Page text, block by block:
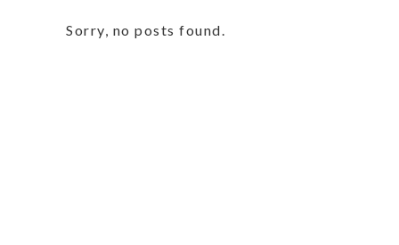
Sorry, no posts found.